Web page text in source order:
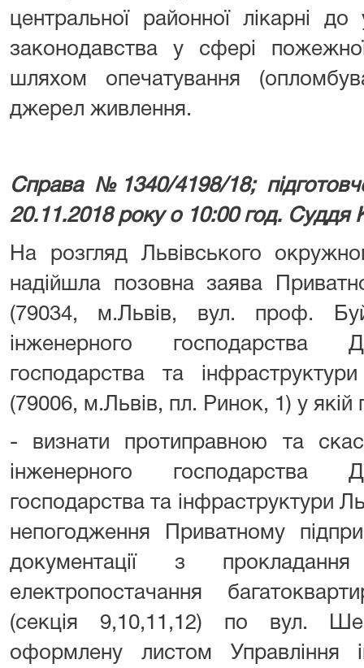
центральної районної лікарні
законодавства у сфері
шляхом опечатування
джерел живлення.
Справа №1340/4198/18;
20.11.2018 року о 10:00 год. Суддя
На розгляд Львівського
надійшла позовна заява
(79034, м.Львів, вул. проф.
інженерного господарства
господарства та
(79006, м.Львів, пл. Ринок, 1) у якій
- визнати протиправною та
інженерного господарства
господарства та інфраструктури
непогодження Приватному
документації з
електропостачання
(секція 9,10,11,12) по вул.
оформлену листом Управління